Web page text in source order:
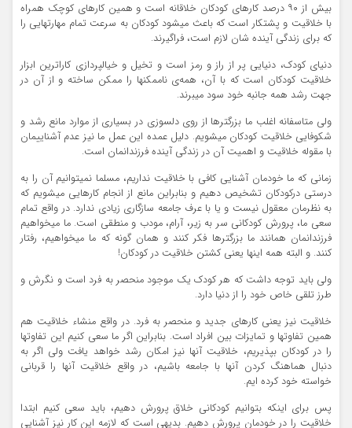
بیش از ۹۰ درصد کارهای کودکان خلاقانه است و همین کارهای کوچک همراه
با خلاقیت و پشتکار است که باعث میشود کودکان به سرعت تمام مهارتهایی را
که برای زندگی آینده شان لازم است، فراگیرند.
دنیای کودک، دنیایی پر از راز و رمز است و تخیل و خیالپردازی کاراترین ابزار
خلاقیت کودکان است که با آن، همه‌ی ناممکنها را ممکن ساخته و از آن در
جهت رشد همه جانبه خود سود میبرند.
ولی متاسفانه اغلب ما بزرگترها از روی دلسوزی در بسیاری از موارد مانع رشد و
شکوفایی خلاقیت کودکان میشویم. دلیل عمده این عمل ما نیز عدم آشناییمان
با مقوله خلاقیت و اهمیت آن در زندگی آینده فرزندانمان است.
زمانی که ما خودمان آشنایی کافی با خلاقیت نداریم، مسلما نمیتوانیم آن را به
درستی درکودکان تشخیص دهیم و بنابراین مانع از انجام کارهایی میشویم که
به نظرمان معقول نیست و یا با عرف جامعه سازگاری زیادی ندارد. در واقع تمام
سعی ما، پرورش کودکانی سر به زیر، آرام، مودب و منطقی است. ما میخواهیم
فرزندانمان همانند ما بزرگترها فکر کنند و همان گونه که ما میخواهیم، رفتار
کنند. و البته همه اینها یعنی کشتن خلاقیت در کودکان!
ولی باید توجه داشت که هر کودک یک موجود منحصر به فرد است و نگرش و
طرز تلقی خاص خود را از دنیا دارد.
خلاقیت نیز یعنی کارهای جدید و منحصر به فرد. در واقع منشاء خلاقیت هم
همین تفاوتها و تمایزات بین افراد است. بنابراین اگر ما سعی کنیم این تفاوتها
را در کودکان بپذیریم، خلاقیت آنها نیز امکان رشد خواهد یافت ولی اگر به
دنبال هماهنگ کردن آنها با جامعه باشیم، در واقع خلاقیت آنها را قربانی
خواسته خود کرده ایم.
پس برای اینکه بتوانیم کودکانی خلاق پرورش دهیم، باید سعی کنیم ابتدا
خلاقیت را در خودمان پرورش دهیم. بدیهی است که لازمه این کار نیز آشنایی